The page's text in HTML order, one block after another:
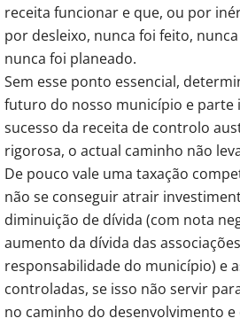
receita funcionar e que, ou por
por desleixo, nunca foi feito,
nunca foi planeado.
Sem esse ponto essencial,
futuro do nosso município e parte
sucesso da receita de controlo
rigorosa, o actual caminho não
De pouco vale uma taxação
não se conseguir atrair
diminuição de dívida (com nota
aumento da dívida das
responsabilidade do município) e
controladas, se isso não servir
no caminho do desenvolvimento